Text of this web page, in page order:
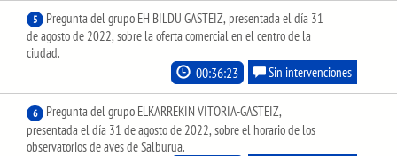
5
Pregunta del grupo EH BILDU GASTEIZ, presentada el día 31
de agosto de 2022, sobre la oferta comercial en el centro de la
ciudad.
00:36:23 Sin intervenciones
6
Pregunta del grupo ELKARREKIN VITORIA-GASTEIZ,
presentada el día 31 de agosto de 2022, sobre el horario de los
observatorios de aves de Salburua.